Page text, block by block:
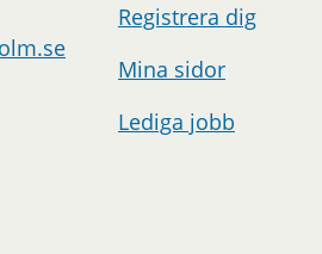
Registrera dig
Mina sidor
Lediga jobb